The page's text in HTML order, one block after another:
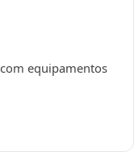
equipamentos